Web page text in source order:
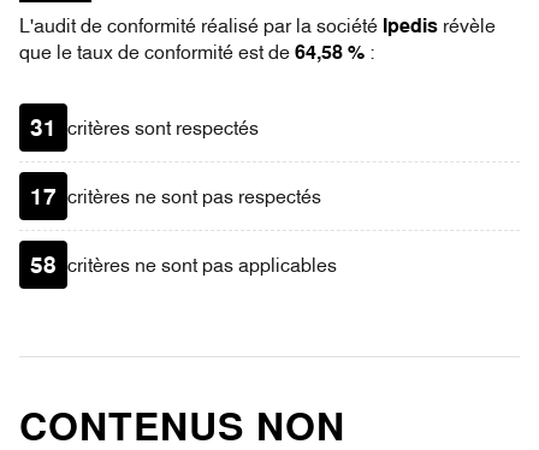
L'audit de conformité réalisé par la société Ipedis révèle
que le taux de conformité est de 64,58 % :
31 critères sont respectés
17 critères ne sont pas respectés
58 critères ne sont pas applicables
CONTENUS NON